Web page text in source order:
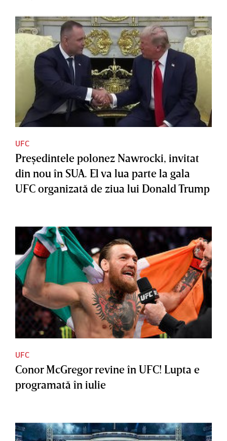
UFC
Preşedintele polonez Nawrocki, invitat
din nou în SUA. El va lua parte la gala
UFC organizată de ziua lui Donald Trump
UFC
Conor McGregor revine în UFC! Lupta e
programată în iulie